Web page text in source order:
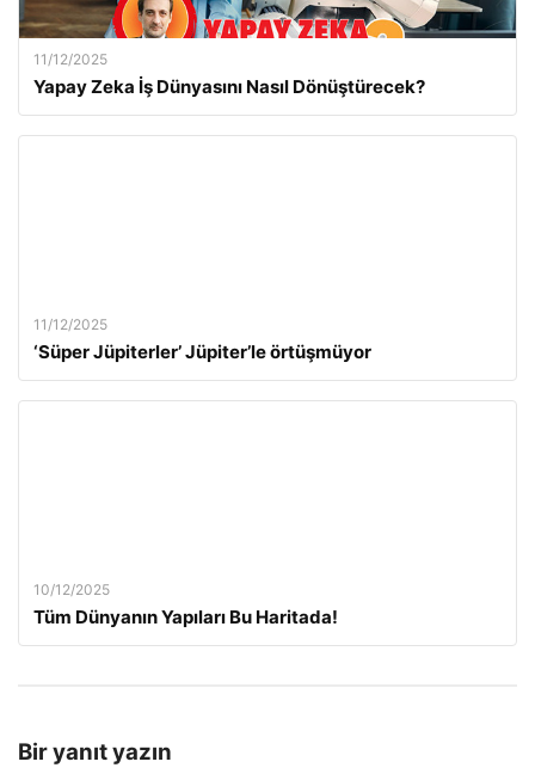
11/12/2025
Yapay Zeka İş Dünyasını Nasıl Dönüştürecek?
11/12/2025
‘Süper Jüpiterler’ Jüpiter’le örtüşmüyor
10/12/2025
Tüm Dünyanın Yapıları Bu Haritada!
Bir yanıt yazın